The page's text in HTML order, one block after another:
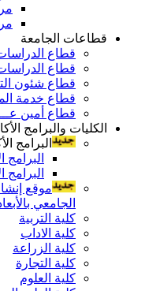
قطاعات الجامعة
قطاع
قطاع
قطاع شئون
قطاع خدمة
قطاع أمين
الكليات والبرامج
البرامج
موقع
الجامعي
كلية التربية
كلية الاداب
كلية الزراعة
كلية التجارة
كلية العلوم